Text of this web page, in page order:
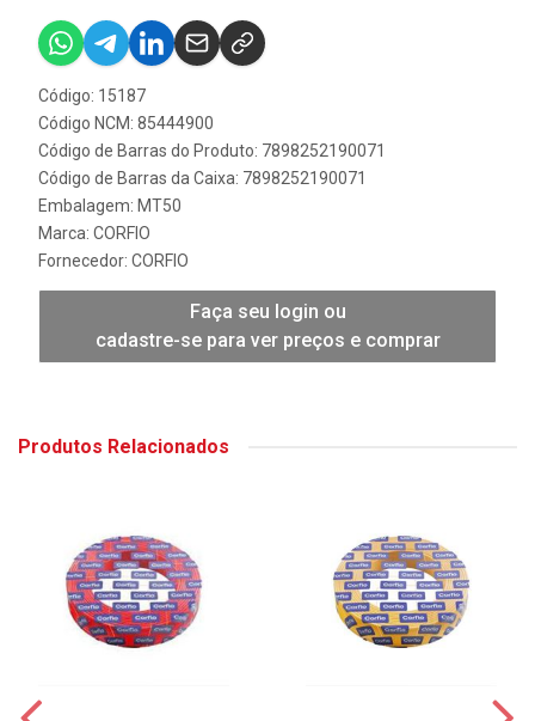
Código: 15187
Código NCM: 85444900
Código de Barras do Produto: 7898252190071
Código de Barras da Caixa: 7898252190071
Embalagem: MT50
Marca: CORFIO
Fornecedor: CORFIO
Faça seu login ou
cadastre-se para ver preços e comprar
Produtos Relacionados